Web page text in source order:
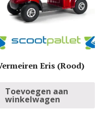
Eris (Rood)
Toevoegen aan
winkelwagen